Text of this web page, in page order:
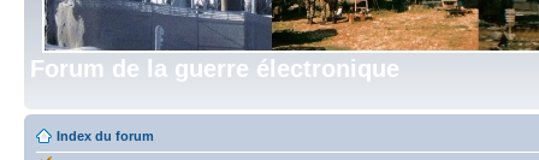
Forum de la guerre électronique
Index du forum